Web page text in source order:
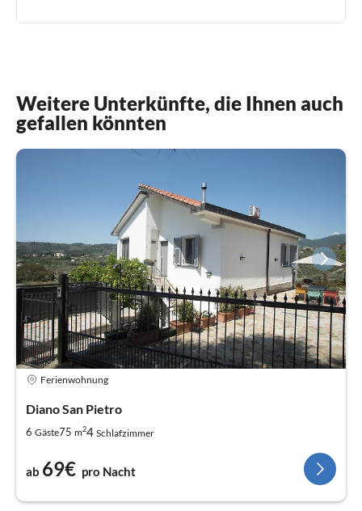
Weitere Unterkünfte, die Ihnen auch
gefallen könnten
Ferienwohnung
Diano San Pietro
6 Gäste75 m24 Schlafzimmer
ab 69€ pro Nacht